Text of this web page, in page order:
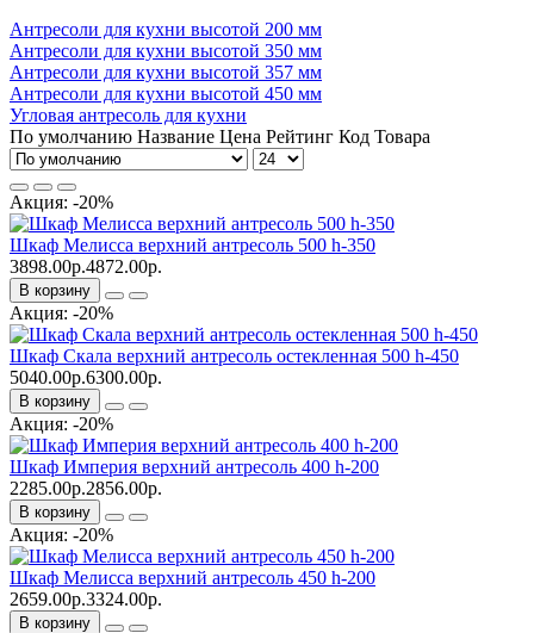
Антресоли для кухни высотой 200 мм
Антресоли для кухни высотой 350 мм
Антресоли для кухни высотой 357 мм
Антресоли для кухни высотой 450 мм
Угловая антресоль для кухни
По умолчанию Название Цена Рейтинг Код Товара
Акция: -20%
Шкаф Мелисса верхний антресоль 500 h-350
3898.00р.4872.00р.
В корзину
Акция: -20%
Шкаф Скала верхний антресоль остекленная 500 h-450
5040.00р.6300.00р.
В корзину
Акция: -20%
Шкаф Империя верхний антресоль 400 h-200
2285.00р.2856.00р.
В корзину
Акция: -20%
Шкаф Мелисса верхний антресоль 450 h-200
2659.00р.3324.00р.
В корзину